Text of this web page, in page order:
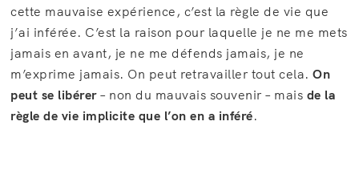
cette mauvaise expérience, c’est la règle de vie que
j’ai inférée. C’est la raison pour laquelle je ne me mets
jamais en avant, je ne me défends jamais, je ne
m’exprime jamais. On peut retravailler tout cela.On
peut se libérer– non du mauvais souvenir – mais de la
règle de vie implicite que l’on en a inféré.